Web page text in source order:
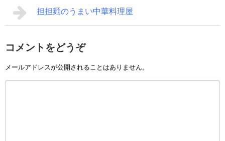
担担麺のうまい中華料理屋
コメントをどうぞ
メールアドレスが公開されることはありません。